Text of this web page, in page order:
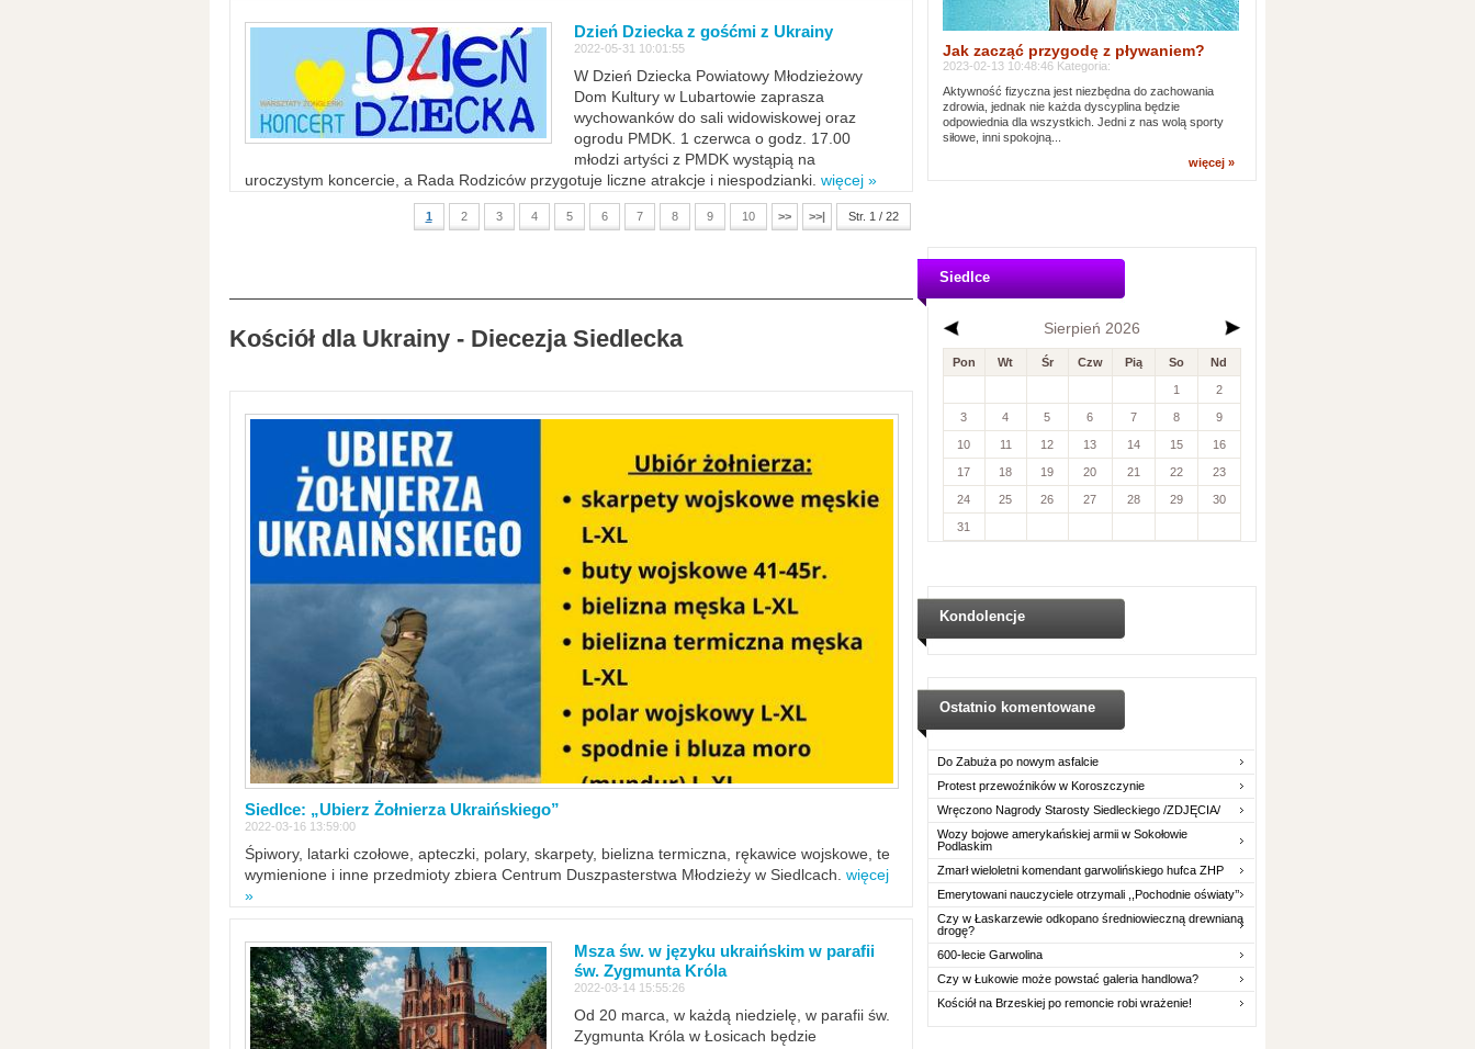
Dzień Dziecka z gośćmi z Ukrainy
2022-05-31 10:01:55
W Dzień Dziecka Powiatowy Młodzieżowy
Dom Kultury w Lubartowie zaprasza
wychowanków do sali widowiskowej oraz
ogrodu PMDK. 1 czerwca o godz. 17.00
młodzi artyści z PMDK wystąpią na
uroczystym koncercie, a Rada Rodziców przygotuje liczne atrakcje i niespodzianki. więcej »
1 2 3 4 5 6 7 8 9 10 >> >>| Str. 1 / 22
Kościół dla Ukrainy - Diecezja Siedlecka
Siedlce: „Ubierz Żołnierza Ukraińskiego”
2022-03-16 13:59:00
Śpiwory, latarki czołowe, apteczki, polary, skarpety, bielizna termiczna, rękawice wojskowe, te
wymienione i inne przedmioty zbiera Centrum Duszpasterstwa Młodzieży w Siedlcach. więcej
»
Msza św. w języku ukraińskim w parafii
św. Zygmunta Króla
2022-03-14 15:55:26
Od 20 marca, w każdą niedzielę, w parafii św.
Zygmunta Króla w Łosicach będzie
Jak zacząć przygodę z pływaniem?
2023-02-13 10:48:46 Kategoria:
Aktywność fizyczna jest niezbędna do zachowania
zdrowia, jednak nie każda dyscyplina będzie
odpowiednia dla wszystkich. Jedni z nas wolą sporty
siłowe, inni spokojną...
więcej »
Siedlce
Sierpień 2026
Pon Wt Śr Czw Pią So Nd
1 2
3 4 5 6 7 8 9
10 11 12 13 14 15 16
17 18 19 20 21 22 23
24 25 26 27 28 29 30
31
Kondolencje
Ostatnio komentowane
Do Zabuża po nowym asfalcie
Protest przewoźników w Koroszczynie
Wręczono Nagrody Starosty Siedleckiego /ZDJĘCIA/
Wozy bojowe amerykańskiej armii w Sokołowie
Podlaskim
Zmarł wieloletni komendant garwolińskiego hufca ZHP
Emerytowani nauczyciele otrzymali ,,Pochodnie oświaty’’
Czy w Łaskarzewie odkopano średniowieczną drewnianą
drogę?
600-lecie Garwolina
Czy w Łukowie może powstać galeria handlowa?
Kościół na Brzeskiej po remoncie robi wrażenie!